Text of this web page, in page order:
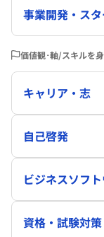
事業開発・ス
価値観･軸/スキルを
キャリア・志
自己啓発
ビジネスソフ
資格・試験対策